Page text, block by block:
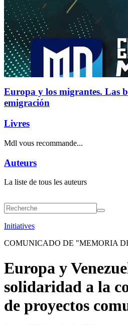
Europa y los migrantes. Las
emigración
Livres
Mdl vous recommande...
Auteurs
La liste de tous les auteurs
Initiatives
COMUNICADO DE "MEMORIA
Europa y
solidaridad a la
de proyectos